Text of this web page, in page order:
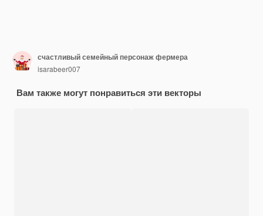
счастливый семейный персонаж фермера
isarabeer007
Вам также могут понравиться эти векторы